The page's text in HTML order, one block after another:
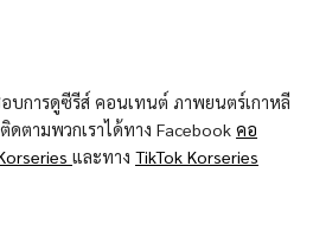
บการดูซีรีส์ คอนเทนต์ ภาพยนตร์เกาหลี
ตามพวกเราได้ทาง Facebook คอ
และทาง TikTok Korseries